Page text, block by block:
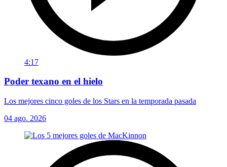
4:17
Poder texano en el hielo
Los mejores cinco goles de los Stars en la temporada pasada
04 ago. 2026